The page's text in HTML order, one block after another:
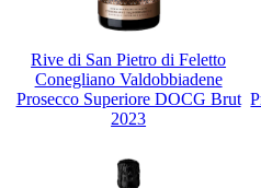
Rive di San Pietro di Feletto
Conegliano Valdobbiadene
Prosecco Superiore DOCG Brut
2023